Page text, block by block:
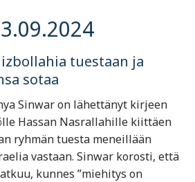
tuestaan ja
sotaa
Sinwar on lähettänyt kirjeen
Hassan Nasrallahille kiittäen
ryhmän tuesta meneillään
vastaan. Sinwar korosti, että
kunnes ”miehitys on